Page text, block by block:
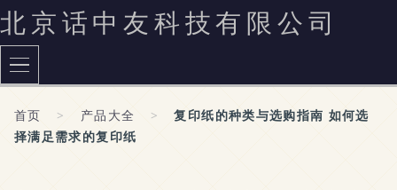
北京话中友科技有限公司
首页 > 产品大全 >
复印纸的种类与选购指南 如何选
择满足需求的复印纸